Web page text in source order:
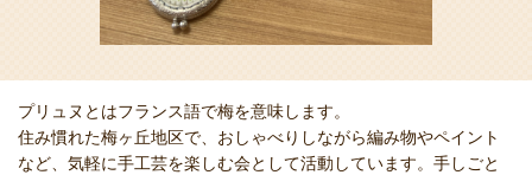
プリュヌとはフランス語で梅を意味します。
住み慣れた梅ヶ丘地区で、おしゃべりしながら編み物やペイント
など、気軽に手工芸を楽しむ会として活動しています。手しごと